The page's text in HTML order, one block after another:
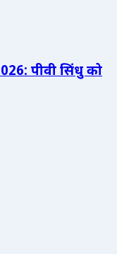
पीवी सिंधु को